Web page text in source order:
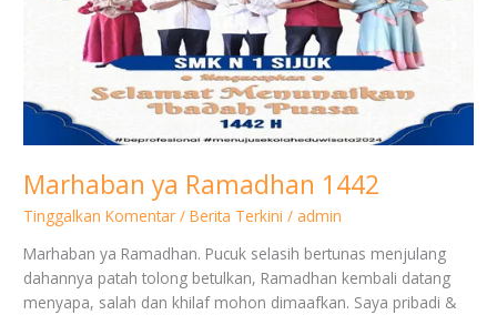
Marhaban ya Ramadhan 1442
Tinggalkan Komentar /Berita Terkini / admin
Marhaban ya Ramadhan. Pucuk selasih bertunas menjulang
dahannya patah tolong betulkan, Ramadhan kembali datang
menyapa, salah dan khilaf mohon dimaafkan. Saya pribadi &